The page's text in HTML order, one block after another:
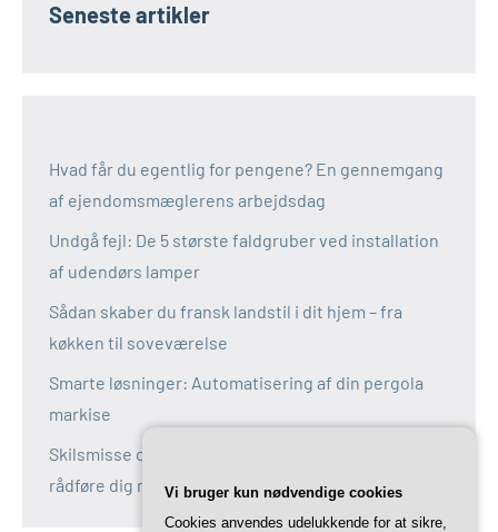
Seneste artikler
Hvad får du egentlig for pengene? En gennemgang
af ejendomsmæglerens arbejdsdag
Undgå fejl: De 5 største faldgruber ved installation
af udendørs lamper
Sådan skaber du fransk landstil i dit hjem – fra
køkken til soveværelse
Smarte løsninger: Automatisering af din pergola
markise
Skilsmisse og fælles bolig: Derfor bør du altid
rådføre dig med en boligadvokat
Vi bruger kun nødvendige cookies
Cookies anvendes udelukkende for at sikre,